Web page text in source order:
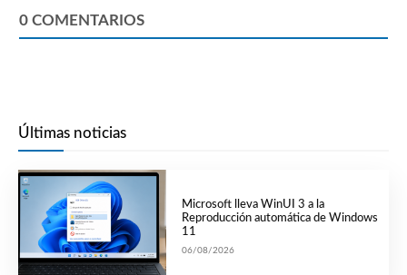
0 COMENTARIOS
Últimas noticias
Microsoft lleva WinUI 3 a la
Reproducción automática de Windows
11
06/08/2026